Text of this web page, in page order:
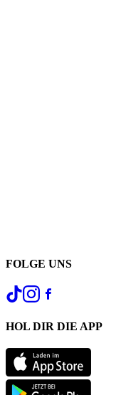
FOLGE UNS
HOL DIR DIE APP